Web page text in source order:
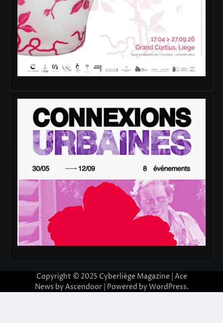
Copyright © 2025 Cyberliège Magazine | Ace
News by Ascendoor| Powered by WordPress.